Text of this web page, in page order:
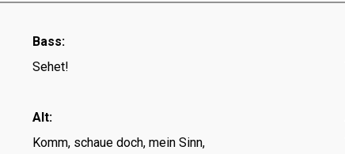
Bass:
Sehet!
Alt:
Komm, schaue doch, mein Sinn,